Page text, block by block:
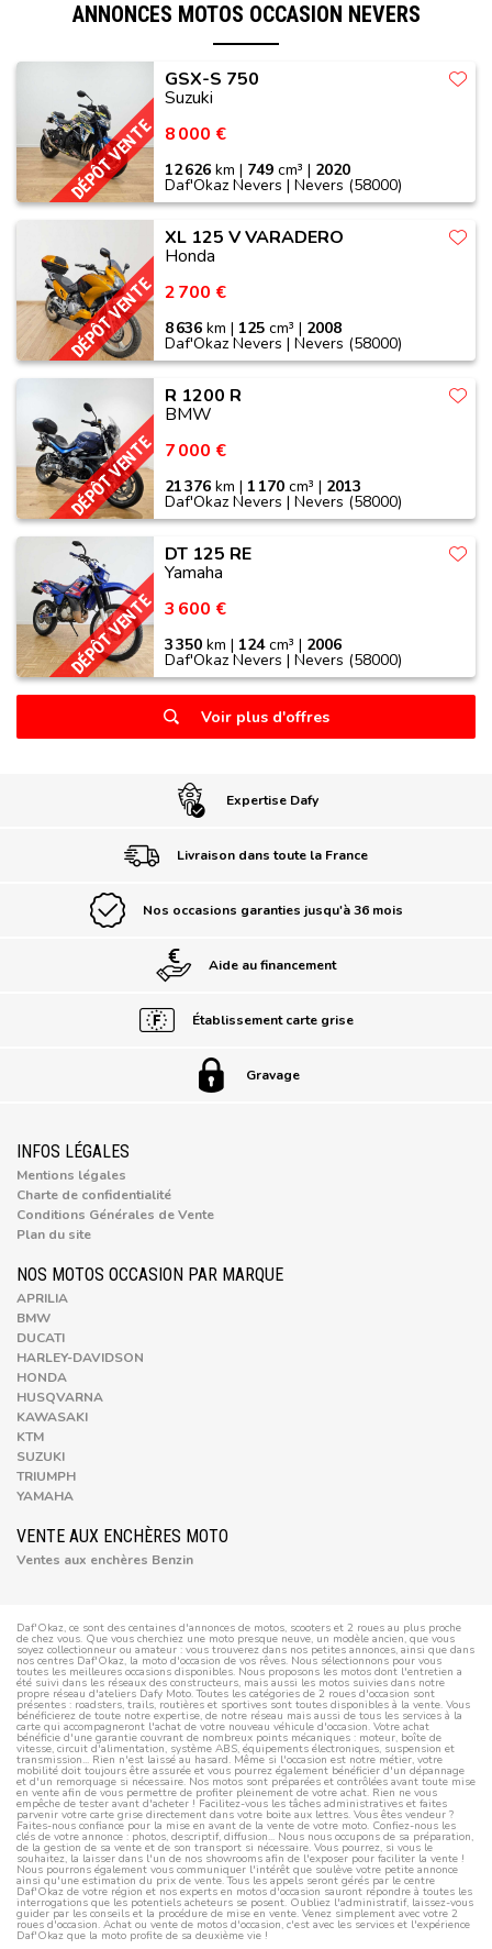
ANNONCES MOTOS OCCASION NEVERS
DÉPÔT VENTE
GSX-S 750
Suzuki
8 000 €
12 626 km | 749 cm³ | 2020
Daf'Okaz Nevers | Nevers (58000)
DÉPÔT VENTE
XL 125 V VARADERO
Honda
2 700 €
8 636 km | 125 cm³ | 2008
Daf'Okaz Nevers | Nevers (58000)
DÉPÔT VENTE
R 1200 R
BMW
7 000 €
21 376 km | 1 170 cm³ | 2013
Daf'Okaz Nevers | Nevers (58000)
DÉPÔT VENTE
DT 125 RE
Yamaha
3 600 €
3 350 km | 124cm³ | 2006
Daf'Okaz Nevers | Nevers (58000)
Voir plus d'offres
Expertise Dafy
Livraison dans toute la France
Nos occasions garanties jusqu'à 36 mois
Aide au financement
Établissement carte grise
Gravage
INFOS LÉGALES
Mentions légales
Charte de confidentialité
Conditions Générales de Vente
Plan du site
NOS MOTOS OCCASION PAR MARQUE
APRILIA
BMW
DUCATI
HARLEY-DAVIDSON
HONDA
HUSQVARNA
KAWASAKI
KTM
SUZUKI
TRIUMPH
YAMAHA
VENTE AUX ENCHÈRES MOTO
Ventes aux enchères Benzin
Daf'Okaz, ce sont des centaines d'annonces de motos, scooters et 2 roues au plus proche
de chez vous. Que vous cherchiez une moto presque neuve, un modèle ancien, que vous
soyez collectionneur ou amateur : vous trouverez dans nos petites annonces, ainsi que dans
nos centres Daf'Okaz, la moto d'occasion de vos rêves. Nous sélectionnons pour vous
toutes les meilleures occasions disponibles. Nous proposons les motos dont l'entretien a
été suivi dans les réseaux des constructeurs, mais aussi les motos suivies dans notre
propre réseau d'ateliers Dafy Moto. Toutes les catégories de 2 roues d'occasion sont
présentes : roadsters, trails, routières et sportives sont toutes disponibles à la vente. Vous
bénéficierez de toute notre expertise, de notre réseau mais aussi de tous les services à la
carte qui accompagneront l'achat de votre nouveau véhicule d'occasion. Votre achat
bénéficie d'une garantie couvrant de nombreux points mécaniques : moteur, boîte de
vitesse, circuit d'alimentation, système ABS, équipements électroniques, suspension et
transmission... Rien n'est laissé au hasard. Même si l'occasion est notre métier, votre
mobilité doit toujours être assurée et vous pourrez également bénéficier d'un dépannage
et d'un remorquage si nécessaire. Nos motos sont préparées et contrôlées avant toute mise
en vente afin de vous permettre de profiter pleinement de votre achat. Rien ne vous
empêche de tester avant d'acheter ! Facilitez-vous les tâches administratives et faites
parvenir votre carte grise directement dans votre boite aux lettres. Vous êtes vendeur ?
Faites-nous confiance pour la mise en avant de la vente de votre moto. Confiez-nous les
clés de votre annonce : photos, descriptif, diffusion... Nous nous occupons de sa préparation,
de la gestion de sa vente et de son transport si nécessaire. Vous pourrez, si vous le
souhaitez, la laisser dans l'un de nos showrooms afin de l'exposer pour faciliter la vente !
Nous pourrons également vous communiquer l'intérêt que soulève votre petite annonce
ainsi qu'une estimation du prix de vente. Tous les appels seront gérés par le centre
Daf'Okaz de votre région et nos experts en motos d'occasion sauront répondre à toutes les
interrogations que les potentiels acheteurs se posent. Oubliez l'administratif, laissez-vous
guider par les conseils et la procédure de mise en vente. Venez simplement avec votre 2
roues d'occasion. Achat ou vente de motos d'occasion, c'est avec les services et l'expérience
Daf'Okaz que la moto profite de sa deuxième vie !